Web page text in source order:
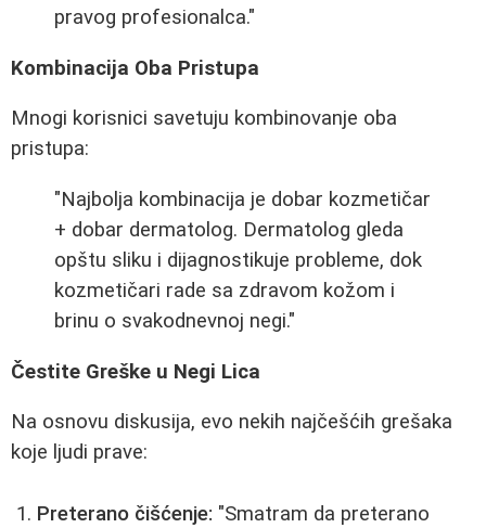
pravog profesionalca."
Kombinacija Oba Pristupa
Mnogi korisnici savetuju kombinovanje oba
pristupa:
"Najbolja kombinacija je dobar kozmetičar
+ dobar dermatolog. Dermatolog gleda
opštu sliku i dijagnostikuje probleme, dok
kozmetičari rade sa zdravom kožom i
brinu o svakodnevnoj negi."
Čestite Greške u Negi Lica
Na osnovu diskusija, evo nekih najčešćih grešaka
koje ljudi prave:
Preterano čišćenje: "Smatram da preterano